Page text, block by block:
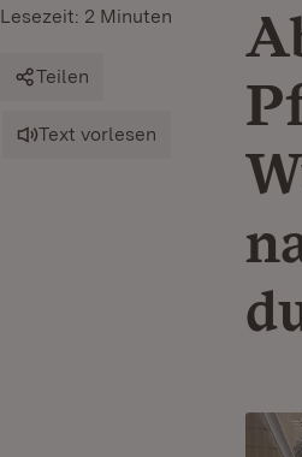
Lesezeit: 2 Minuten
Teilen
Text vorlesen